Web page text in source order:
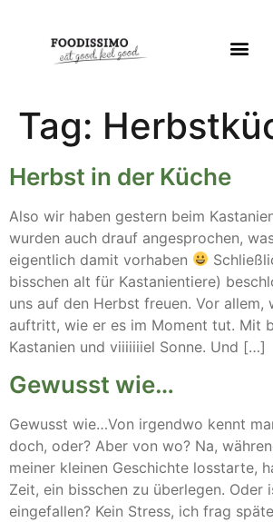
Tag:
Herbst in der Küche
Also wir haben gestern beim
wurden auch drauf angesprochen,
eigentlich damit vorhaben
bisschen alt für Kastanientiere)
uns auf den Herbst freuen. Vor allem,
auftritt, wie er es im Moment tut. Mit
Kastanien und viiiiiiiel Sonne. Und […]
Gewusst wie…
Gewusst wie…Von irgendwo kennt
doch, oder? Aber von wo? Na,
meiner kleinen Geschichte losstarte,
Zeit, ein bisschen zu überlegen. Oder
eingefallen? Kein Stress, ich frag